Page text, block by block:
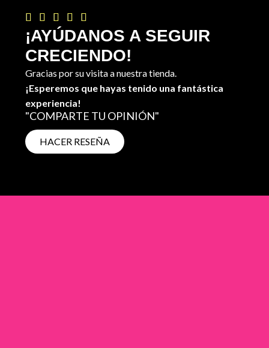
    
¡AYÚDANOS A SEGUIR
CRECIENDO!
Gracias por su visita a nuestra tienda.
¡Esperemos que hayas tenido una fantástica
experiencia!
"COMPARTE TU OPINIÓN"
HACER RESEÑA